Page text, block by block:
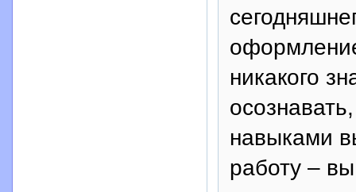
никакого
навыками
работу –